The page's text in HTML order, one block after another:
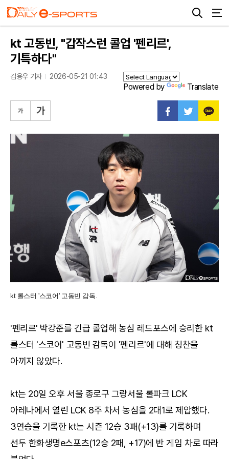
kt 고동빈, "갑작스런 콜업 '펜리르',
기특하다"
김용우 기자 2026-05-21 01:43
Powered by Translate
kt 롤스터 '스코어' 고동빈 감독.
'펜리르' 박강준를 긴급 콜업해 농심 레드포스에 승리한 kt
롤스터 '스코어' 고동빈 감독이 '펜리르'에 대해 칭찬을
아끼지 않았다.
kt는 20일 오후 서울 종로구 그랑서울 롤파크 LCK
아레나에서 열린 LCK 8주 차서 농심을 2대1로 제압했다.
3연승을 기록한 kt는 시즌 12승 3패(+13)를 기록하며
선두 한화생명e스포츠(12승 2패, +17)에 반 게임 차로 따라